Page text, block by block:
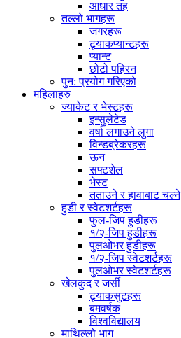
आधार तह
तल्लो भागहरू
जगरहरू
ट्र्याकप्यान्टहरू
प्यान्ट
छोटो पहिरन
पुन: प्रयोग गरिएको
महिलाहरु
ज्याकेट र भेस्टहरू
इन्सुलेटेड
वर्षा लगाउने लुगा
विन्डब्रेकरहरू
ऊन
सफ्टशेल
भेस्ट
तताउने र हावाबाट चल्ने
हुडी र स्वेटशर्टहरू
फुल-जिप हुडीहरू
१/२-जिप हुडीहरू
पुलओभर हुडीहरू
१/२-जिप स्वेटशर्टहरू
पुलओभर स्वेटशर्टहरू
खेलकुद र जर्सी
ट्र्याकसुटहरू
बमवर्षक
विश्वविद्यालय
माथिल्लो भाग